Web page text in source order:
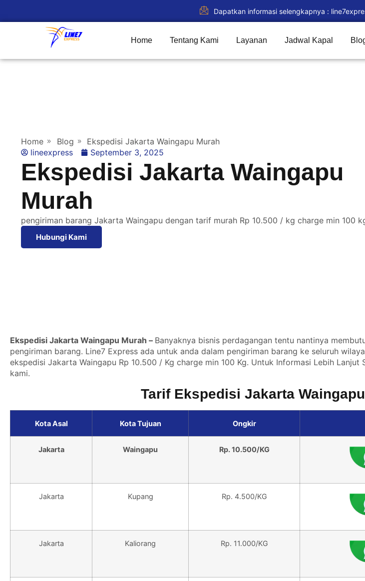
Dapatkan informasi selengkapnya :
Home Tentang Kami Layanan Jadwal Kapal
Home Blog
Ekspedisi Jakarta Waingapu Murah
lineexpress
September 3, 2025
Ekspedisi Jakarta Waingapu
Murah
pengiriman barang Jakarta Waingapu dengan tarif murah Rp 10.500 / kg charge min 100
Hubungi Kami
Ekspedisi Jakarta Waingapu Murah – Banyaknya bisnis perdagangan tentu nantinya
pengiriman barang. Line7 Express ada untuk anda dalam pengiriman barang ke seluruh
ekspedisi Jakarta Waingapu Rp 10.500 / Kg charge min 100 Kg. Untuk Informasi Lebih Lanjut
kami.
Tarif Ekspedisi Jakarta Waingapu
Kota Asal Kota Tujuan Ongkir
Jakarta Waingapu Rp. 10.500/KG
Jakarta Kupang Rp. 4.500/KG
Jakarta Kaliorang Rp. 11.000/KG